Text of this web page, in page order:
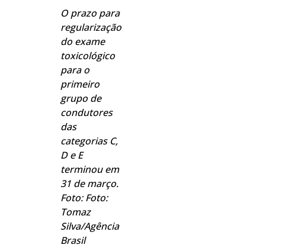
O prazo para
regularização
do exame
toxicológico
para o
primeiro
grupo de
condutores
das
categorias C,
D e E
terminou em
31 de março.
Foto: Foto:
Tomaz
Silva/Agência
Brasil